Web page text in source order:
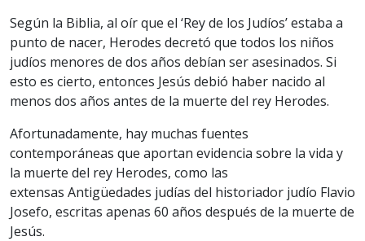
Según la Biblia, al oír que el ‘Rey de los Judíos’ estaba a
punto de nacer, Herodes decretó que todos los niños
judíos menores de dos años debían ser asesinados. Si
esto es cierto, entonces Jesús debió haber nacido al
menos dos años antes de la muerte del rey Herodes.
Afortunadamente, hay muchas fuentes
contemporáneas que aportan evidencia sobre la vida y
la muerte del rey Herodes, como las
extensas Antigüedades judías del historiador judío Flavio
Josefo, escritas apenas 60 años después de la muerte de
Jesús.